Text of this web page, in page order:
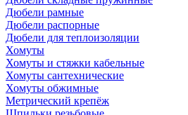
Дюбели рамные
Дюбели распорные
Дюбели для теплоизоляции
Хомуты
Хомуты и стяжки кабельные
Хомуты сантехнические
Хомуты обжимные
Метрический крепёж